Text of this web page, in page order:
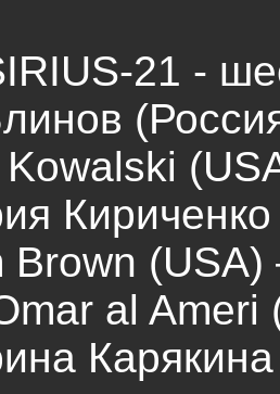
21 -
Brown
al